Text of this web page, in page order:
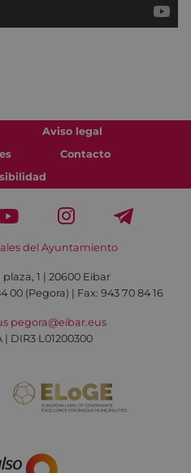
Aviso legal
Contacto
del Ayuntamiento
1 | 20600 Eibar
00 (Pegora) | Fax: 943 70 84 16
pegora@eibar.eus
| DIR3 L01200300